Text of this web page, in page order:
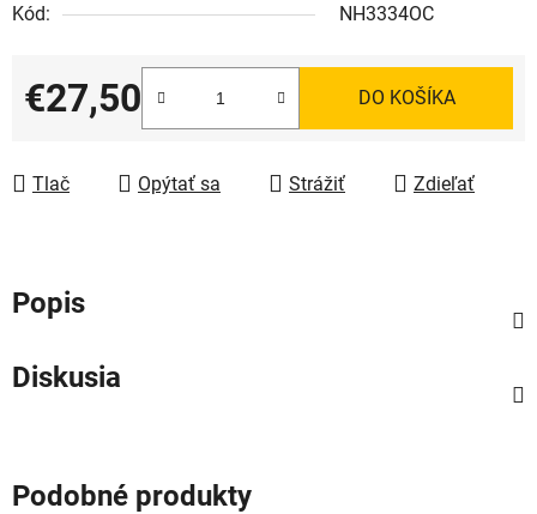
Kód:
NH3334OC
€27,50
Jednotková cena:
DO KOŠÍKA
Tlač Opýtať sa Strážiť Zdieľať
Popis
Diskusia
Podobné produkty